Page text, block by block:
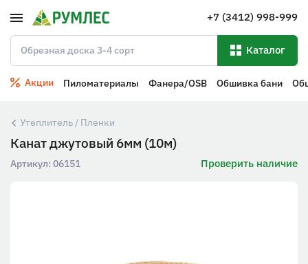
+7 (3412) 998-999
Каталог
Акции Пиломатериалы Фанера/OSB Обшивка бани
Утеплитель / Пленки
Канат джутовый 6мм (10м)
Артикул: 06151 Проверить наличие